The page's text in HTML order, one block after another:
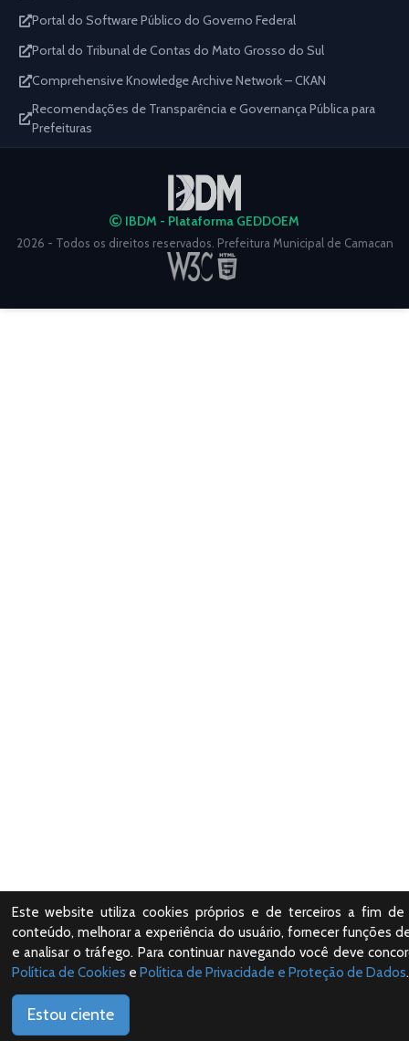
Portal do Software Público do Governo Federal
Portal do Tribunal de Contas do Mato Grosso do Sul
Comprehensive Knowledge Archive Network – CKAN
Recomendações de Transparência e Governança Pública para
Prefeituras
IBDM - Plataforma GEDDOEM
2026 - Todos os direitos reservados. Prefeitura Municipal de Camacan
Este website utiliza cookies próprios e de terceiros a fim de
conteúdo, melhorar a experiência do usuário, fornecer funções
e analisar o tráfego. Para continuar navegando você deve
Política de Cookies e Política de Privacidade e Proteção de Dados.
Estou ciente